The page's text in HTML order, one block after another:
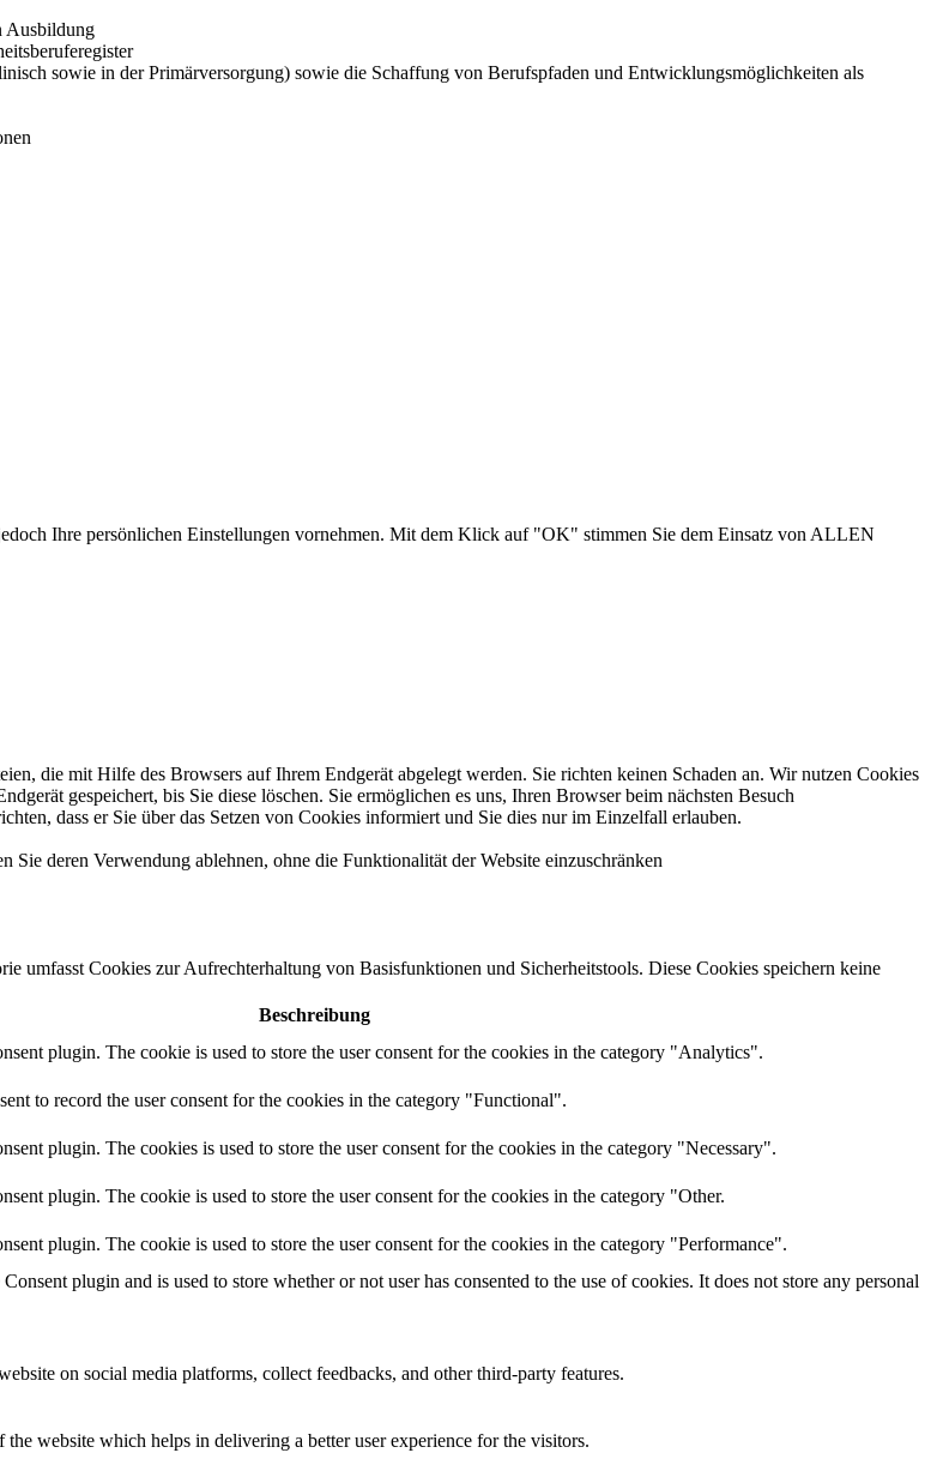
Ausbildung
sowie in der Primärversorgung) sowie die Schaffung von Berufspfaden und Entwicklungsmöglichkeiten als
Ihre persönlichen Einstellungen vornehmen. Mit dem Klick auf "OK" stimmen Sie dem Einsatz von ALLEN
die mit Hilfe des Browsers auf Ihrem Endgerät abgelegt werden. Sie richten keinen Schaden an. Wir nutzen Cookies
gespeichert, bis Sie diese löschen. Sie ermöglichen es uns, Ihren Browser beim nächsten Besuch
dass er Sie über das Setzen von Cookies informiert und Sie dies nur im Einzelfall erlauben.
deren Verwendung ablehnen, ohne die Funktionalität der Website einzuschränken
umfasst Cookies zur Aufrechterhaltung von Basisfunktionen und Sicherheitstools. Diese Cookies speichern keine
Beschreibung
plugin. The cookie is used to store the user consent for the cookies in the category "Analytics".
to record the user consent for the cookies in the category "Functional".
plugin. The cookies is used to store the user consent for the cookies in the category "Necessary".
plugin. The cookie is used to store the user consent for the cookies in the category "Other.
plugin. The cookie is used to store the user consent for the cookies in the category "Performance".
plugin and is used to store whether or not user has consented to the use of cookies. It does not store any personal
on social media platforms, collect feedbacks, and other third-party features.
website which helps in delivering a better user experience for the visitors.